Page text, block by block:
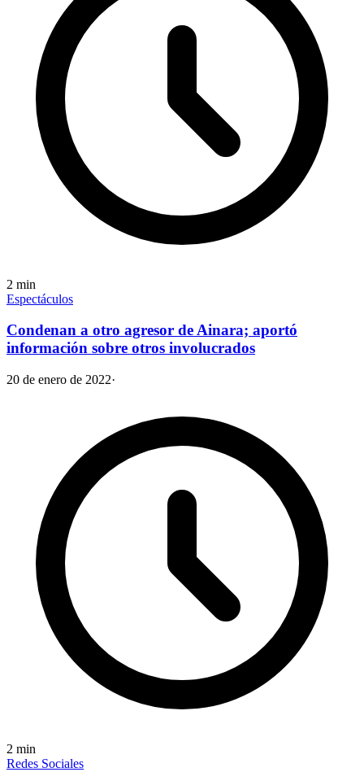
2 min
Espectáculos
Condenan a otro agresor de Ainara; aportó
información sobre otros involucrados
20 de enero de 2022·
2 min
Redes Sociales